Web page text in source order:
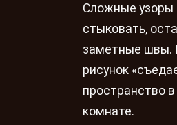
Сложные узоры
стыковать,
заметные швы.
рисунок
пространство
комнате.